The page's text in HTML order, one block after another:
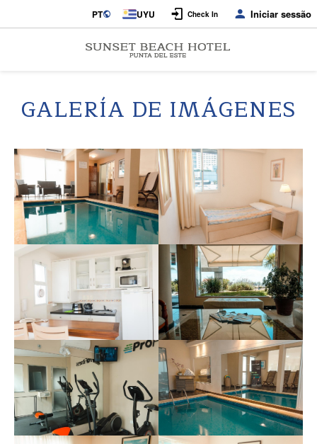
PT UYU Check In Iniciar sessão
GALERÍA DE IMÁGENES